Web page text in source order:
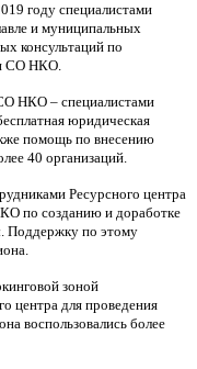
году специалистами
и муниципальных
консультаций по
СО НКО.
НКО – специалистами
юридическая
помощь по внесению
40 организаций.
Ресурсного центра
по созданию и доработке
Поддержку по этому
зоной
центра для проведения
воспользовались более